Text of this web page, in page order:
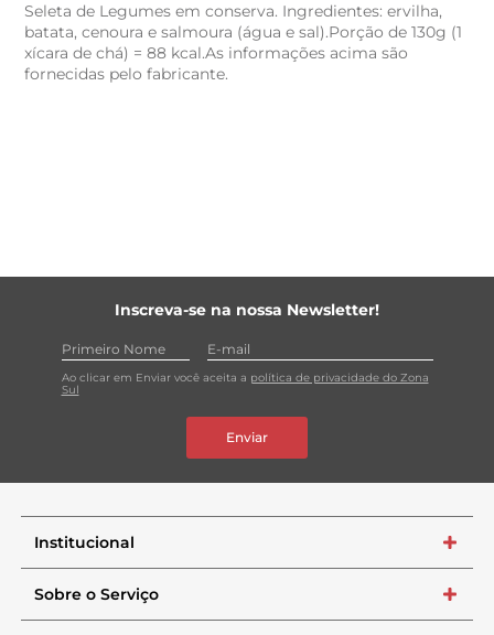
Seleta de Legumes em conserva. Ingredientes: ervilha,
batata, cenoura e salmoura (água e sal).Porção de 130g (1
xícara de chá) = 88 kcal.As informações acima são
fornecidas pelo fabricante.
Inscreva-se na nossa Newsletter!
Ao clicar em Enviar você aceita a política de privacidade do Zona
Sul
Enviar
Institucional +
Sobre o Serviço +